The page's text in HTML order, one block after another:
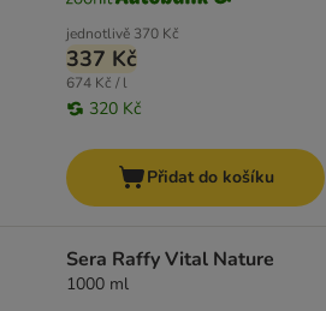
jednotlivě 370 Kč
337 Kč
674 Kč / l
320 Kč
Přidat do košíku
Sera Raffy Vital Nature
1000 ml